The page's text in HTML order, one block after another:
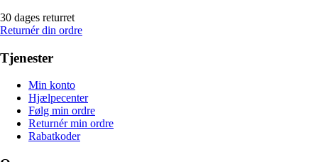
30 dages returret
Returnér din ordre
Tjenester
Min konto
Hjælpecenter
Følg min ordre
Returnér min ordre
Rabatkoder